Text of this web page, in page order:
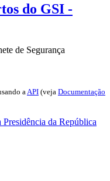
do GSI -
de Segurança
a API (veja Documentação
da República